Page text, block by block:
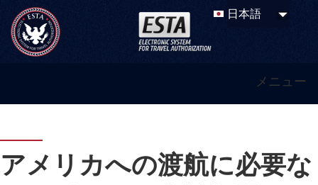
メニュー
アメリカへの渡航に必要な